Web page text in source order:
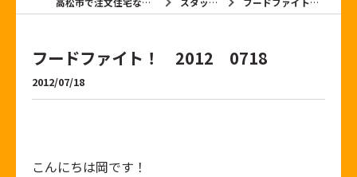
フードファイト！ 2012 0718
2012/07/18
こんにちは岡です！